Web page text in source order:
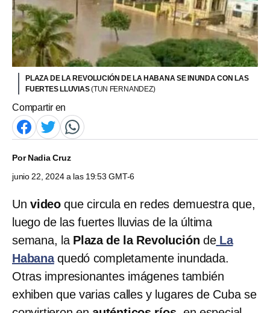
PLAZA DE LA REVOLUCIÓN DE LA HABANA SE INUNDA CON LAS
FUERTES LLUVIAS(TUN FERNANDEZ)
Compartir en
PorNadia Cruz
junio 22, 2024 a las 19:53 GMT-6
Un videoque circula en redes demuestra que,
luego de las fuertes lluvias de la última
semana, la Plaza de la Revolución de La
Habana quedó completamente inundada.
Otras impresionantes imágenes también
exhiben que varias calles y lugares de Cuba se